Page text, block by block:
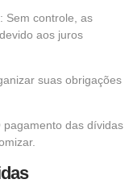
: Sem controle, as
aos juros
suas obrigações
pagamento das dívidas